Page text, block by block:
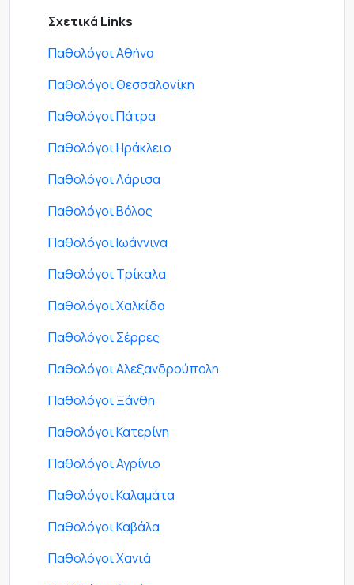
Σχετικά Links
Παθολόγοι Αθήνα
Παθολόγοι Θεσσαλονίκη
Παθολόγοι Πάτρα
Παθολόγοι Ηράκλειο
Παθολόγοι Λάρισα
Παθολόγοι Βόλος
Παθολόγοι Ιωάννινα
Παθολόγοι Τρίκαλα
Παθολόγοι Χαλκίδα
Παθολόγοι Σέρρες
Παθολόγοι Αλεξανδρούπολη
Παθολόγοι Ξάνθη
Παθολόγοι Κατερίνη
Παθολόγοι Αγρίνιο
Παθολόγοι Καλαμάτα
Παθολόγοι Καβάλα
Παθολόγοι Χανιά